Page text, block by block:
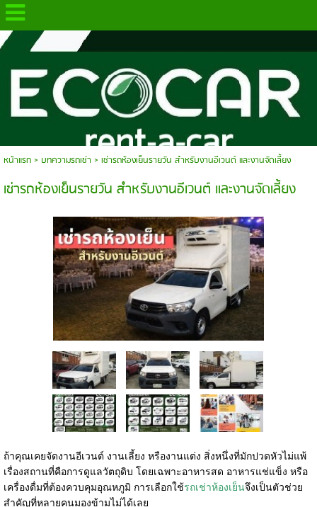
.
หน้าแรก> บทความรถเช่า > เช่ารถห้องเย็นรายวัน สำหรับงานอีเวนต์ และงานจัดเลี้ยง
เช่ารถห้องเย็นรายวัน สำหรับงานอีเวนต์ และงานจัดเลี้ยง
ถ้าคุณเคยจัดงานอีเวนต์ งานเลี้ยง หรืองานแต่ง สิ่งหนึ่งที่มักปวดหัวไม่แพ้
เรื่องสถานที่คือการดูแลวัตถุดิบ โดยเฉพาะอาหารสด อาหารแช่แข็ง หรือ
เครื่องดื่มที่ต้องควบคุมอุณหภูมิ การเลือกใช้รถเช่าห้องเย็นจึงเป็นตัวช่วย
สำคัญที่หลายคนมองข้ามไม่ได้เลย